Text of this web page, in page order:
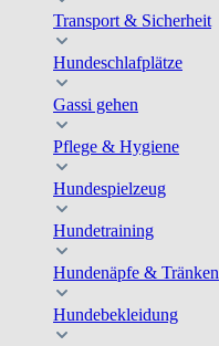
Transport & Sicherheit
Hundeschlafplätze
Gassi gehen
Pflege & Hygiene
Hundespielzeug
Hundetraining
Hundenäpfe & Tränken
Hundebekleidung